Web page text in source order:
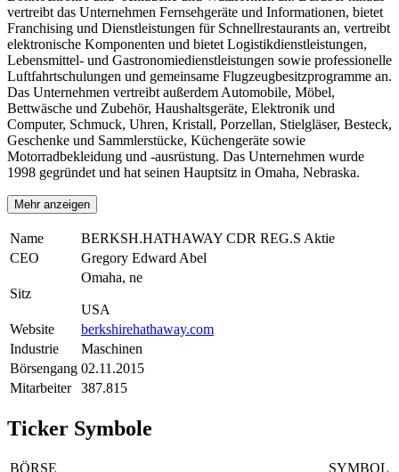
vertreibt das Unternehmen Fernsehgeräte und Informationen, bietet
Franchising und Dienstleistungen für Schnellrestaurants an, vertreibt
elektronische Komponenten und bietet Logistikdienstleistungen,
Lebensmittel- und Gastronomiedienstleistungen sowie professionelle
Luftfahrtschulungen und gemeinsame Flugzeugbesitzprogramme an.
Das Unternehmen vertreibt außerdem Automobile, Möbel,
Bettwäsche und Zubehör, Haushaltsgeräte, Elektronik und
Computer, Schmuck, Uhren, Kristall, Porzellan, Stielgläser, Besteck,
Geschenke und Sammlerstücke, Küchengeräte sowie
Motorradbekleidung und -ausrüstung. Das Unternehmen wurde
1998 gegründet und hat seinen Hauptsitz in Omaha, Nebraska.
Mehr anzeigen
Name
BERKSH.HATHAWAY CDR REG.S Aktie
CEO
Gregory Edward Abel
Sitz
Omaha, ne
USA
Website
berkshirehathaway.com
Industrie
Maschinen
Börsengang 02.11.2015
Mitarbeiter
387.815
Ticker Symbole
BÖRSE
SYMBOL